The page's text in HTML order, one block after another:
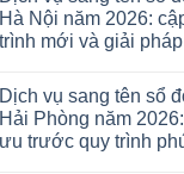
Hà Nội năm 2026:
trình mới và giải
Dịch vụ sang tên sổ
Hải Phòng năm
ưu trước quy trình